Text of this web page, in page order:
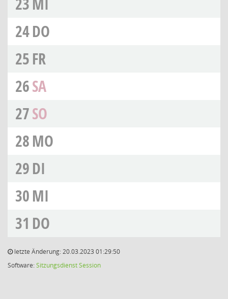
24DO
25FR
26SA
27SO
28MO
29DI
30MI
31 DO
letzte Änderung: 20.03.2023 01:29:50
Software:SitzungsdienstSession